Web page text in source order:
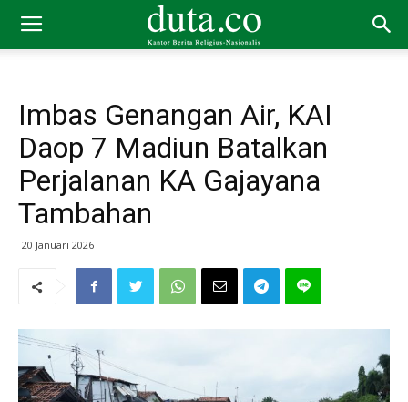
Imbas Genangan Air, KAI
Daop 7 Madiun Batalkan
Perjalanan KA Gajayana
Tambahan
20 Januari 2026